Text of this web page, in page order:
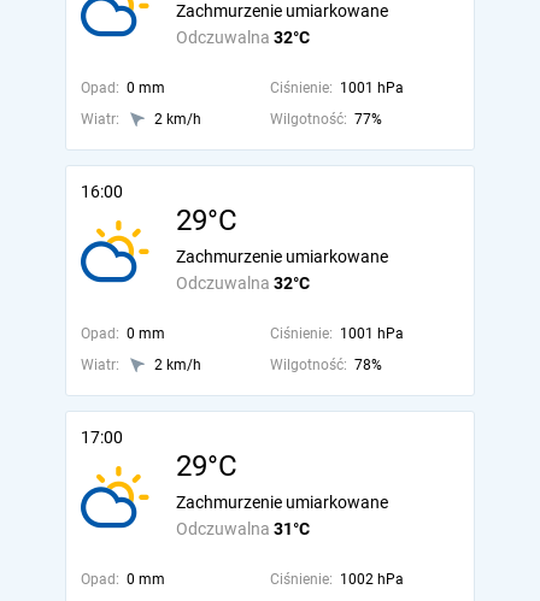
Odczuwalna 32°C
Zachmurzenie umiarkowane
Opad: 0 mm Ciśnienie: 1001 hPa
Wiatr:
2 km/h Wilgotność: 77%
16:00
29°C
Odczuwalna 32°C
Zachmurzenie umiarkowane
Opad: 0 mm Ciśnienie: 1001 hPa
Wiatr:
2 km/h Wilgotność: 78%
17:00
29°C
Odczuwalna 31°C
Zachmurzenie umiarkowane
Opad: 0 mm Ciśnienie: 1002 hPa